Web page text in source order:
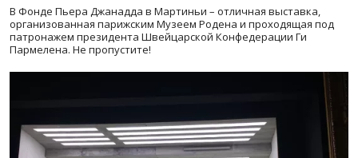
В Фонде Пьера Джанадда в Мартиньи – отличная выставка,
организованная парижским Музеем Родена и проходящая под
патронажем президента Швейцарской Конфедерации Ги
Пармелена. Не пропустите!